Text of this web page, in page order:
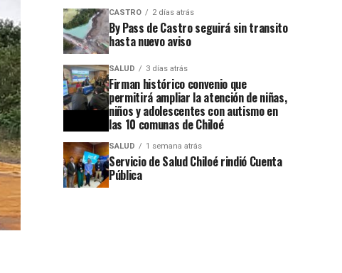
CASTRO 2 días atrás
By Pass de Castro seguirá sin transito
hasta nuevo aviso
SALUD 3 días atrás
Firman histórico convenio que
permitirá ampliar la atención de niñas,
niños y adolescentes con autismo en
las 10 comunas de Chiloé
SALUD 1 semana atrás
Servicio de Salud Chiloé rindió Cuenta
Pública